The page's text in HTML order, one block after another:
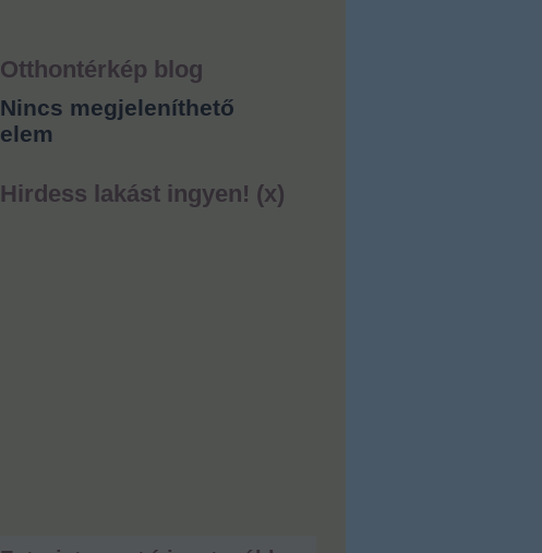
Otthontérkép blog
Nincs megjeleníthető
elem
Hirdess lakást ingyen! (x)